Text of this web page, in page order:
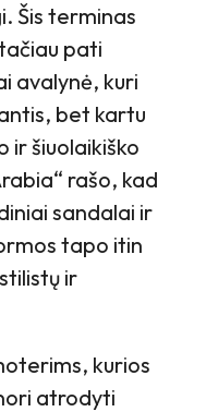
Šis terminas
pati
avalynė, kuri
bet kartu
ir šiuolaikiško
rašo, kad
sandalai ir
tapo itin
ir
kurios
atrodyti